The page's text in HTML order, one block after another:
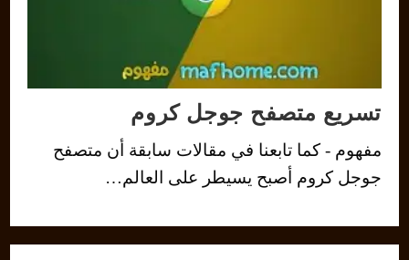
تسريع متصفح جوجل كروم
مفهوم - كما تابعنا في مقالات سابقة أن متصفح
جوجل كروم أصبح يسيطر على العالم…